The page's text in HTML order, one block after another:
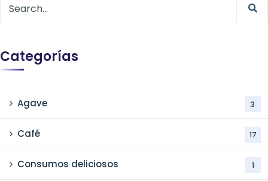
Categorías
Agave 3
Café 17
Consumos deliciosos 1